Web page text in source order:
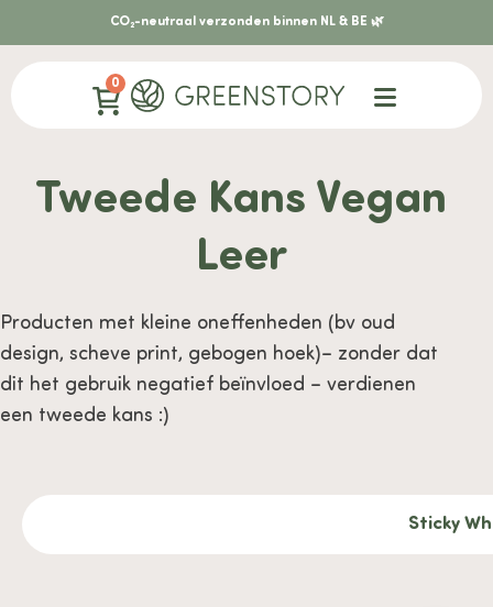
CO₂-neutraal verzonden binnen NL & BE 🌿
0
Tweede Kans Vegan
Leer
Producten met kleine oneffenheden (bv oud
design, scheve print, gebogen hoek)– zonder dat
dit het gebruik negatief beïnvloed – verdienen
een tweede kans :)
Sticky